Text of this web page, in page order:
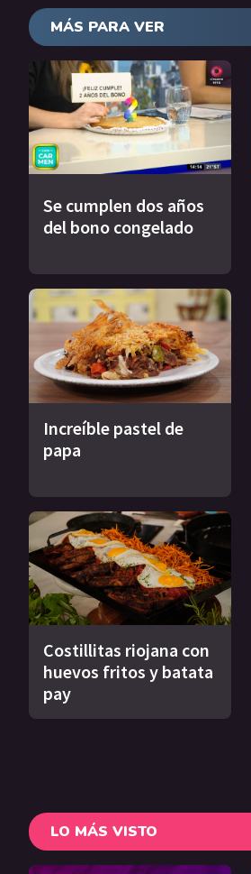
MÁS PARA VER
Se cumplen dos años
del bono congelado
Increíble pastel de
papa
Costillitas riojana con
huevos fritos y batata
pay
LO MÁS VISTO